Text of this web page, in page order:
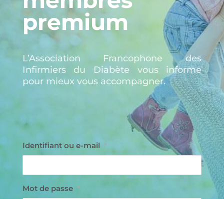
premium
L’Association Francophone des
Infirmiers du Diabète vous informe
pour mieux vous accompagner.
Identifiant ou e-mail *
Mot de passe *